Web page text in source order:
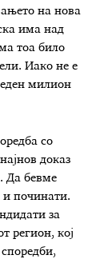
на нова
има над
тоа било
Иако не е
милион
со
доказ
Да бевме
и починати.
за
регион, кој